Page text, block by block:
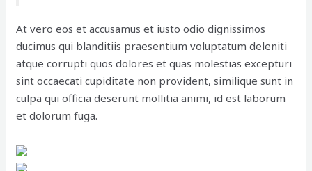
At vero eos et accusamus et iusto odio dignissimos
ducimus qui blanditiis praesentium voluptatum deleniti
atque corrupti quos dolores et quas molestias excepturi
sint occaecati cupiditate non provident, similique sunt in
culpa qui officia deserunt mollitia animi, id est laborum
et dolorum fuga.